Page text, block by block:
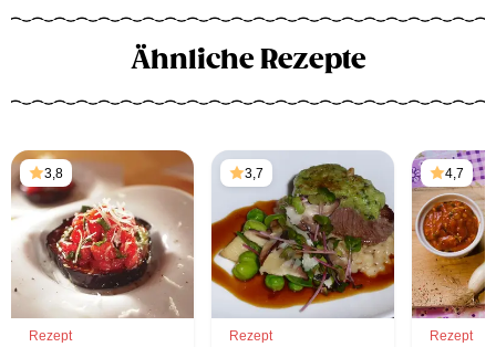
Ähnliche Rezepte
3,8
Rezept
3,7
Rezept
4,7
Rezept